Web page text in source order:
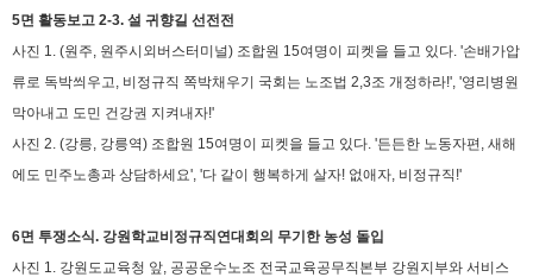
5면 활동보고 2-3. 설 귀향길 선전전
사진 1. (원주, 원주시외버스터미널) 조합원 15여명이 피켓을 들고 있다. '손배가압
류로 독박씌우고, 비정규직 쪽박채우기 국회는 노조법 2,3조 개정하라!', '영리병원
막아내고 도민 건강권 지켜내자!'
사진 2. (강릉, 강릉역) 조합원 15여명이 피켓을 들고 있다. '든든한 노동자편, 새해
에도 민주노총과 상담하세요', '다 같이 행복하게 살자! 없애자, 비정규직!'
6면 투쟁소식. 강원학교비정규직연대회의 무기한 농성 돌입
사진 1. 강원도교육청 앞, 공공운수노조 전국교육공무직본부 강원지부와 서비스